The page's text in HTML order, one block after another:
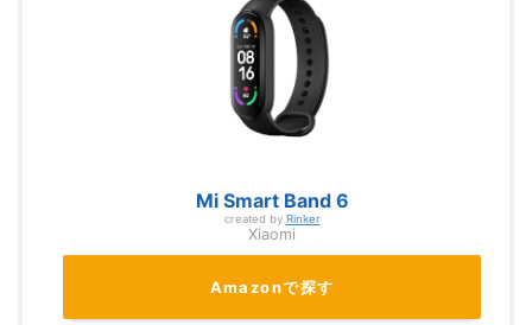
Mi Smart Band 6
created by Rinker
Xiaomi
Amazonで探す